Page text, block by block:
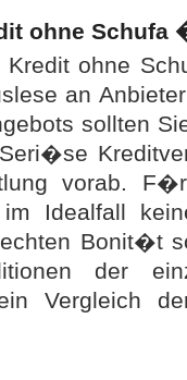
ohne Schufa
ohne
an
sollten
vorab. F�r
Idealfall
Bonit�t
der
Vergleich